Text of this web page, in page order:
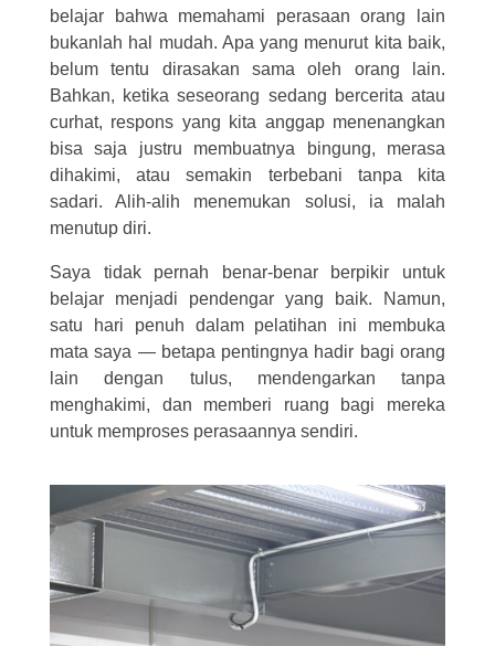
belajar bahwa memahami perasaan orang lain
bukanlah hal mudah. Apa yang menurut kita baik,
belum tentu dirasakan sama oleh orang lain.
Bahkan, ketika seseorang sedang bercerita atau
curhat, respons yang kita anggap menenangkan
bisa saja justru membuatnya bingung, merasa
dihakimi, atau semakin terbebani tanpa kita
sadari. Alih-alih menemukan solusi, ia malah
menutup diri.
Saya tidak pernah benar-benar berpikir untuk
belajar menjadi pendengar yang baik. Namun,
satu hari penuh dalam pelatihan ini membuka
mata saya — betapa pentingnya hadir bagi orang
lain dengan tulus, mendengarkan tanpa
menghakimi, dan memberi ruang bagi mereka
untuk memproses perasaannya sendiri.